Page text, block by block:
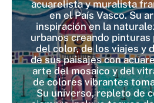
acuarelista y muralista
en el País Vasco. Su
inspiración en la
urbanos creando pinturas
del color, de los viajes y
de sus paisajes con
arte del mosaico y del
de colores vibrantes
Su universo, repleto de